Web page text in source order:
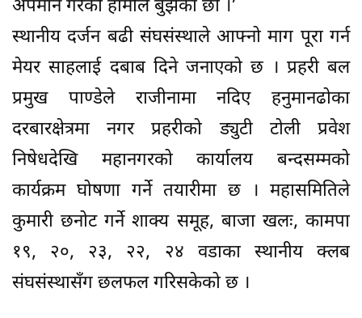
अपमान गरेको हामीले बुझेका छौं ।’
स्थानीय दर्जन बढी संघसंस्थाले आफ्नो माग पूरा गर्न
मेयर साहलाई दबाब दिने जनाएको छ । प्रहरी बल
प्रमुख पाण्डेले राजीनामा नदिए हनुमानढोका
दरबारक्षेत्रमा नगर प्रहरीको ड्युटी टोली प्रवेश
निषेधदेखि महानगरको कार्यालय बन्दसम्मको
कार्यक्रम घोषणा गर्ने तयारीमा छ । महासमितिले
कुमारी छनोट गर्ने शाक्य समूह, बाजा खलः, कामपा
१९, २०, २३, २२, २४ वडाका स्थानीय क्लब
संघसंस्थासँग छलफल गरिसकेको छ ।